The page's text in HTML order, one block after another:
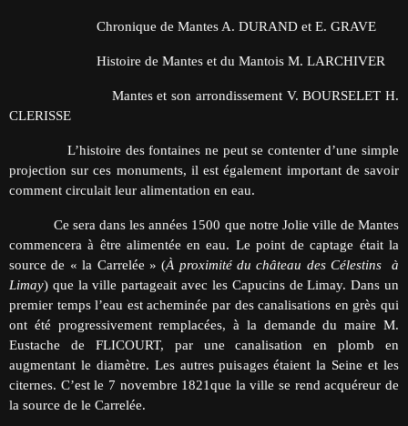
Chronique de Mantes A. DURAND et E. GRAVE
Histoire de Mantes et du Mantois M. LARCHIVER
Mantes et son arrondissement V. BOURSELET H.
CLERISSE
L’histoire des fontaines ne peut se contenter d’une simple
projection sur ces monuments, il est également important de savoir
comment circulait leur alimentation en eau.
Ce sera dans les années 1500 que notre Jolie ville de Mantes
commencera à être alimentée en eau. Le point de captage était la
source de « la Carrelée » (À proximité du château des Célestins à
Limay) que la ville partageait avec les Capucins de Limay. Dans un
premier temps l’eau est acheminée par des canalisations en grès qui
ont été progressivement remplacées, à la demande du maire M.
Eustache de FLICOURT, par une canalisation en plomb en
augmentant le diamètre. Les autres puisages étaient la Seine et les
citernes. C’est le 7 novembre 1821que la ville se rend acquéreur de
la source de le Carrelée.